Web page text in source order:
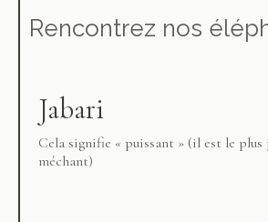
Rencontrez nos
Jabari
Cela signifie « puissant » (il est le plus
méchant)